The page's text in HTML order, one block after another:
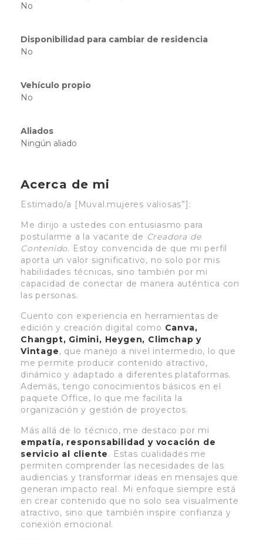
No
Disponibilidad para cambiar de residencia
No
Vehículo propio
No
Aliados
Ningún aliado
Acerca de mi
Estimado/a [Muval.mujeres valiosas”]:
Me dirijo a ustedes con entusiasmo para
postularme a la vacante de Creadora de
Contenido. Estoy convencida de que mi perfil
aporta un valor significativo, no solo por mis
habilidades técnicas, sino también por mi
capacidad de conectar de manera auténtica con
las personas.
Cuento con experiencia en herramientas de
edición y creación digital como Canva,
Changpt, Gimini, Heygen, Climchap y
Vintage, que manejo a nivel intermedio, lo que
me permite producir contenido atractivo,
dinámico y adaptado a diferentes plataformas.
Además, tengo conocimientos básicos en el
paquete Office, lo que me facilita la
organización y gestión de proyectos.
Más allá de lo técnico, me destaco por mi
empatía, responsabilidad y vocación de
servicio al cliente. Estas cualidades me
permiten comprender las necesidades de las
audiencias y transformar ideas en mensajes que
generan impacto real. Mi enfoque siempre está
en crear contenido que no solo sea visualmente
atractivo, sino que también inspire confianza y
conexión emocional.